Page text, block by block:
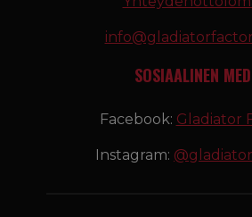
SOSIAALINEN
Facebook: Gladiator
Instagram: